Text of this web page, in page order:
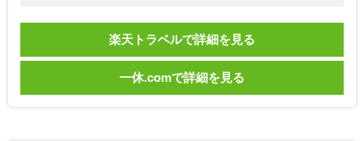
楽天トラベルで詳細を見る
一休.comで詳細を見る